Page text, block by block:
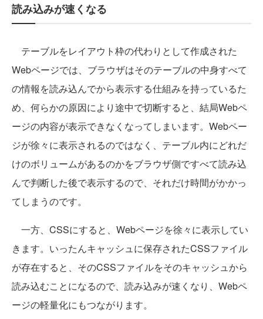
読み込みが速くなる
テーブルをレイアウト枠の代わりとして作成された
Webページでは、ブラウザはそのテーブルの中身すべて
の情報を読み込んでから表示する仕組みを持っているた
め、何らかの原因により途中で切断すると、結局Webペ
ージの内容が表示できなくなってしまいます。Webペー
ジが徐々に表示されるのではなく、テーブル内にどれだ
けのボリュームがあるのかをブラウザ側ですべて読み込
んで判断した後で表示するので、それだけ時間がかかっ
てしまうのです。
一方、CSSにすると、Webページを徐々に表示してい
きます。いったんキャッシュに保存されたCSSファイル
が存在すると、そのCSSファイルをそのキャッシュから
読み込むことになるので、読み込みが速くなり、Webペ
ージの軽量化にもつながります。